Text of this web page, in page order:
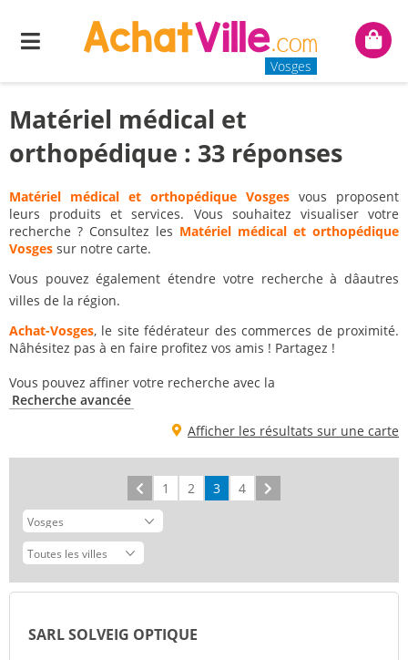
Menu
Vosges
Mon
Matériel médical et
orthopédique : 33 réponses
Matériel médical et orthopédique Vosges vous proposent
leurs produits et services. Vous souhaitez visualiser votre
recherche ? Consultez les Matériel médical et orthopédique
Vosges sur notre carte.
Vous pouvez également étendre votre recherche à dâautres
villes de la région.
Achat-Vosges, le site fédérateur des commerces de proximité.
Nâhésitez pas à en faire profitez vos amis ! Partagez !
Vous pouvez affiner votre recherche avec la
Recherche avancée
Afficher les résultats sur une carte
Précédent
1 2 3 4
SARL SOLVEIG OPTIQUE